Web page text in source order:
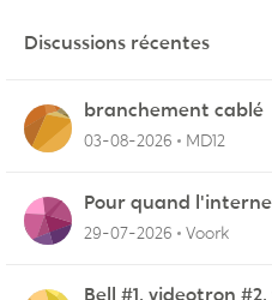
Discussions récentes
branchement cablé
03-08-2026 MD12
Pour quand
29-07-2026 Voork
Bell #1, videotron